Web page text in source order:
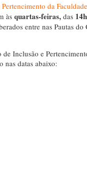
da
às quartas-feiras, das
entre nas Pautas
Inclusão e
nas datas abaixo: